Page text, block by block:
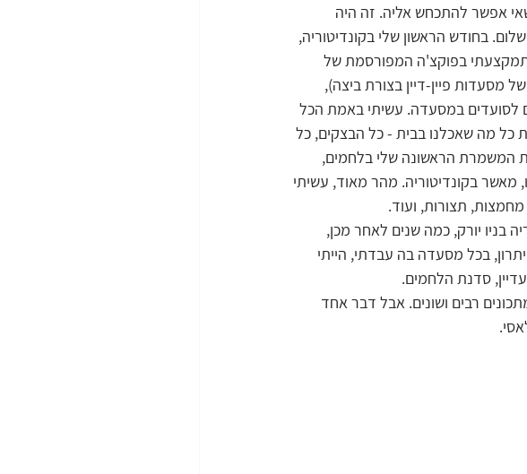
יום העצמאות שבועות
אפשר להתכחש אליה. זה היה
בחודש הראשון שלי בקונדיטוריה,
בפוקצ'ה המפורסמת של
מסעדות פיין-דיין בצורת ביצה),
לעשות המון קאנלים כשצריך להוציא 30 קינוחים לסועדים במסעדה. עשיתי באמת הכל
מה שאכלנו בבית - כל הבצקים, כל
המשמרת הראשונה שלי בלחמים,
מאשר בקונדיטוריה. מהר מאוד, עשיתי
תצורות, ועוד.
בניו יורק, כמה שנים לאחר מכן,
בכל מסעדה בה עבדתי, הייתי
סדנת הלחמים.
רבים ושונים. אבל דבר אחד